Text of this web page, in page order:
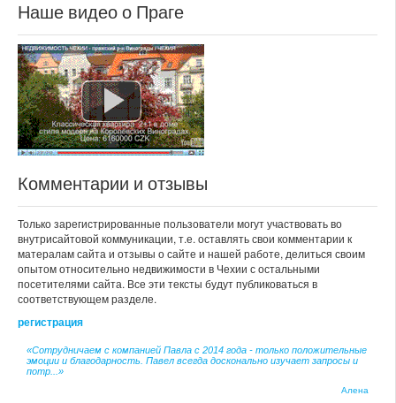
Наше видео о Праге
Комментарии и отзывы
Только зарегистрированные пользователи могут участвовать во
внутрисайтовой коммуникации, т.е. оставлять свои комментарии к
матералам сайта и отзывы о сайте и нашей работе, делиться своим
опытом относительно недвижимости в Чехии с остальными
посетителями сайта. Все эти тексты будут публиковаться в
соответствующем разделе.
регистрация
«Сотрудничаем с компанией Павла с 2014 года - только положительные
эмоции и благодарность. Павел всегда досконально изучает запросы и
потр...»
Алена